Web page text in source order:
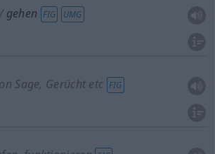
gehen FIG UMG
Sage, Gerücht etc FIG